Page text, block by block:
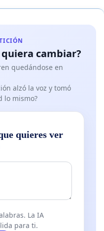
cambiar?
quedándose en
alzó la voz y tomó
lo mismo?
quieres ver
La IA
para ti.